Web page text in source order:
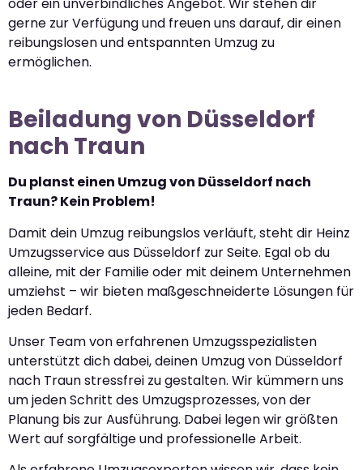
oder ein unverbindliches Angebot. Wir stehen dir
gerne zur Verfügung und freuen uns darauf, dir einen
reibungslosen und entspannten Umzug zu
ermöglichen.
Beiladung von Düsseldorf
nach Traun
Du planst einen Umzug von Düsseldorf nach
Traun? Kein Problem!
Damit dein Umzug reibungslos verläuft, steht dir Heinz
Umzugsservice aus Düsseldorf zur Seite. Egal ob du
alleine, mit der Familie oder mit deinem Unternehmen
umziehst – wir bieten maßgeschneiderte Lösungen für
jeden Bedarf.
Unser Team von erfahrenen Umzugsspezialisten
unterstützt dich dabei, deinen Umzug von Düsseldorf
nach Traun stressfrei zu gestalten. Wir kümmern uns
um jeden Schritt des Umzugsprozesses, von der
Planung bis zur Ausführung. Dabei legen wir größten
Wert auf sorgfältige und professionelle Arbeit.